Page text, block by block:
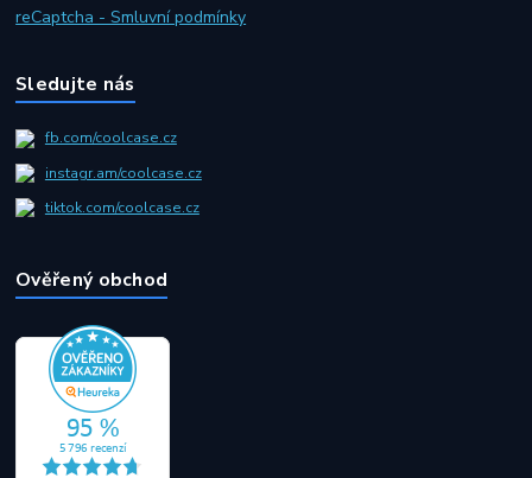
reCaptcha - Smluvní podmínky
Sledujte nás
fb.com/coolcase.cz
instagr.am/coolcase.cz
tiktok.com/coolcase.cz
Ověřený obchod